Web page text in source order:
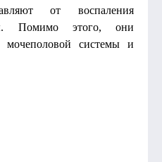
от воспаления
Помимо этого, они
мочеполовой системы и